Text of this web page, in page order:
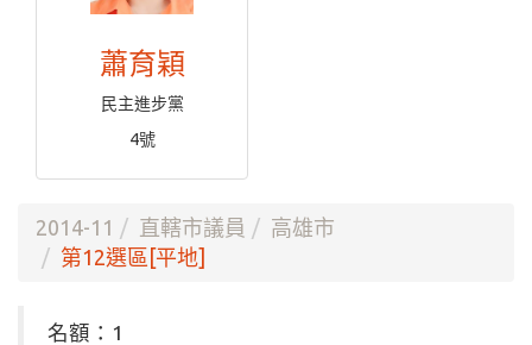
蕭育穎
民主進步黨
4號
2014-11 直轄市議員
高雄市
第12選區[平地]
名額：1